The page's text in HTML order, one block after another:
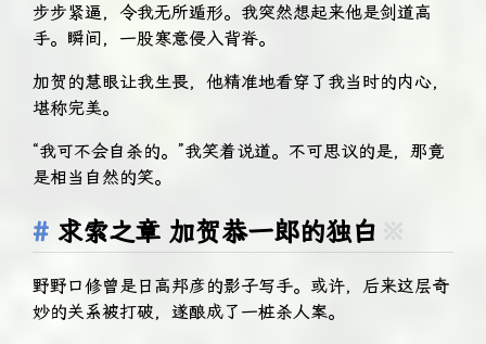
步步紧逼，令我无所遁形。我突然想起来他是剑道高
手。瞬间，一股寒意侵入背脊。
加贺的慧眼让我生畏，他精准地看穿了我当时的内心，
堪称完美。
“我可不会自杀的。”我笑着说道。不可思议的是，那竟
是相当自然的笑。
求索之章 加贺恭一郎的独白
野野口修曾是日高邦彦的影子写手。或许，后来这层奇
妙的关系被打破，遂酿成了一桩杀人案。